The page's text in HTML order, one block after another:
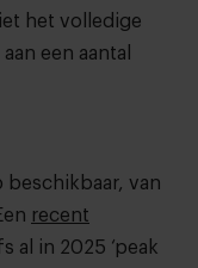
het volledige
een aantal
beschikbaar, van
recent
al in 2025 ‘peak